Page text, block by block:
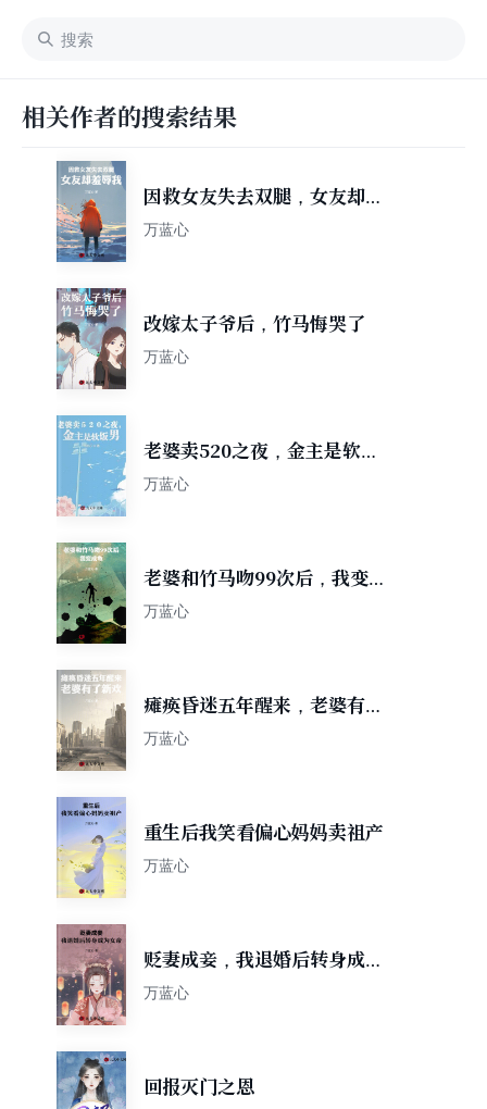
相关作者的搜索结果
因救女友失去双腿，女友却羞
辱我
万蓝心
改嫁太子爷后，竹马悔哭了
万蓝心
老婆卖520之夜，金主是软饭
男
万蓝心
老婆和竹马吻99次后，我变成
龟
万蓝心
瘫痪昏迷五年醒来，老婆有了
新欢
万蓝心
重生后我笑看偏心妈妈卖祖产
万蓝心
贬妻成妾，我退婚后转身成为
女帝
万蓝心
回报灭门之恩